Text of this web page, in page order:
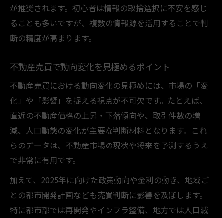
が推奨されます。初心者は情報の取捨選択に不安を感じ
ることも多いですが、複数の情報源を活用することで判
断の精度が高まります。
不動産売買で動向変化を見極めるポイント
不動産売買における動向変化の見極めには、市場の「変
化」や「影響」を捉える視点が不可欠です。たとえば、
直近の不動産価格の上昇・下落傾向や、取引件数の増
減、人口動態の変化が主要な判断材料となります。これ
らのデータは、不動産市場の現状や将来を予測するうえ
で非常に有用です。
加えて、2025年に向けた政策動向や金利の動き、地域ご
との都市開発計画なども売買判断に影響を及ぼします。
特に都市部では再開発やインフラ整備、地方では人口減